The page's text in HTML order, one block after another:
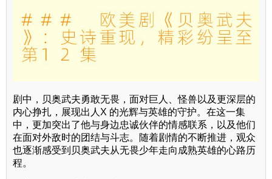
剧中，贝奥武夫勇敢无畏，面对巨人、怪兽以及更深层的
内心挣扎，展现出人X 的光辉与英雄的守护。在这一集
中，更加突出了他与身边忠诚伙伴的情感联系，以及他们
在面对外敌时的团结与斗志。随着剧情的不断推进，观众
也逐渐感受到贝奥武夫从无畏少年走向成熟英雄的心路历
程。